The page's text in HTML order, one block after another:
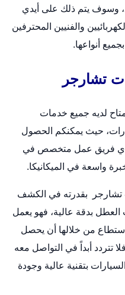
وسوف يتم ذلك على أيدي
والفنيين المحترفين
أنواعها.
تشارجر
لديه جميع خدمات
حيث يمكنكم الحصول
فريق عمل متخصص في
واسعة في الميكانيكا.
تشارجر بقدرته في الكشف
بدقة عالية، فهو يعمل
من خلالها أن يحصل
تتردد أبداً في التواصل معه
بتقنية عالية وجودة